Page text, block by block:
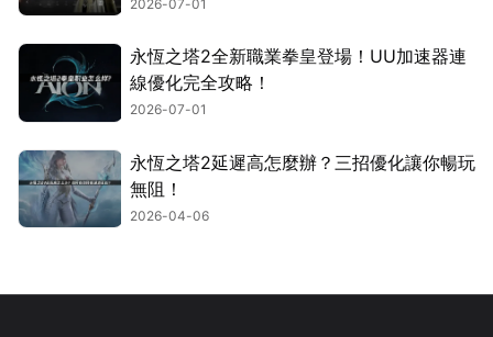
2026-07-01
永恆之塔2全新職業拳皇登場！UU加速器連
線優化完全攻略！
2026-07-01
永恆之塔2延遲高怎麼辦？三招優化讓你暢玩
無阻！
2026-04-06